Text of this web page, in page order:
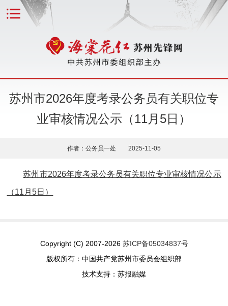
苏州市2026年度考录公务员有关职位专
业审核情况公示（11月5日）
作者：公务员一处 2025-11-05
苏州市2026年度考录公务员有关职位专业审核情况公示
（11月5日）
Copyright (C) 2007-2026 苏ICP备05034837号
版权所有：中国共产党苏州市委员会组织部
技术支持：苏报融媒